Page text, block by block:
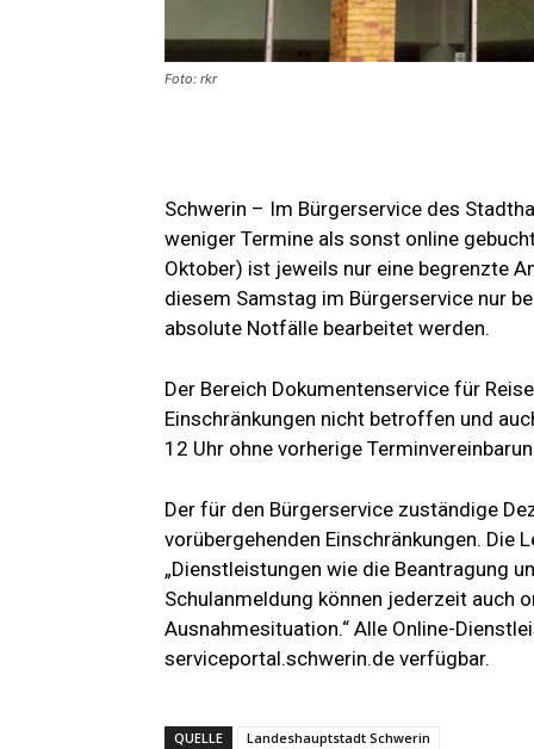
Foto: rkr
Schwerin – Im Bürgerservice des
weniger Termine als sonst online
Oktober) ist jeweils nur eine begrenzte
diesem Samstag im Bürgerservice nur
absolute Notfälle bearbeitet werden.
Der Bereich Dokumentenservice für
Einschränkungen nicht betroffen und
12 Uhr ohne vorherige
Der für den Bürgerservice zuständige
vorübergehenden Einschränkungen. Die
„Dienstleistungen wie die Beantragung
Schulanmeldung können jederzeit auch
Ausnahmesituation.“ Alle Online-
serviceportal.schwerin.de verfügbar.
QUELLE Landeshauptstadt Schwerin